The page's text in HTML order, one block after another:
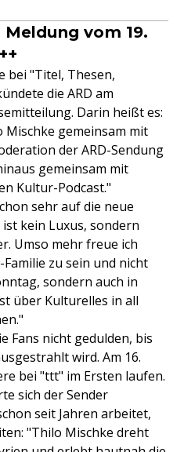
vom 19.
bei "Titel, Thesen,
die ARD am
Darin heißt es:
gemeinsam mit
der ARD-Sendung
gemeinsam mit
Kultur-Podcast."
sehr auf die neue
kein Luxus, sondern
Umso mehr freue ich
zu sein und nicht
sondern auch in
über Kulturelles in all
Fans nicht gedulden, bis
wird. Am 16.
bei "ttt" im Ersten laufen.
sich der Sender
seit Jahren arbeitet,
"Thilo Mischke dreht